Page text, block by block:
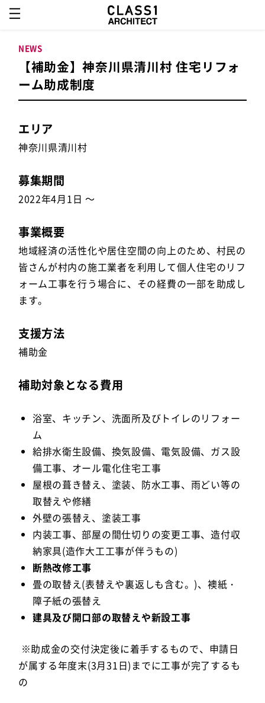
【補助金】神奈川県清川村 住宅リフォ
ーム助成制度
NEWS
エリア
神奈川県清川村
募集期間
2022年4月1日 ～
事業概要
地域経済の活性化や居住空間の向上のため、村民の
皆さんが村内の施工業者を利用して個人住宅のリフ
ォーム工事を行う場合に、その経費の一部を助成し
ます。
支援方法
補助金
補助対象となる費用
浴室、キッチン、洗面所及びトイレのリフォー
ム
給排水衛生設備、換気設備、電気設備、ガス設
備工事、オール電化住宅工事
屋根の葺き替え、塗装、防水工事、雨どい等の
取替えや修繕
外壁の張替え、塗装工事
内装工事、部屋の間仕切りの変更工事、造付収
納家具(造作大工工事が伴うもの)
断熱改修工事
畳の取替え(表替えや裏返しも含む。)、襖紙・
障子紙の張替え
建具及び開口部の取替えや新設工事
※助成金の交付決定後に着手するもので、申請日
が属する年度末(3月31日)までに工事が完了するも
の